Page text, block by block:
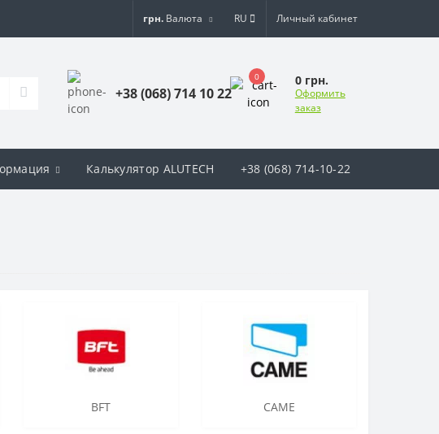
грн. Валюта RU Личный кабинет
+38 (068) 714 10 22
0 0 грн.
Оформить
заказ
Калькулятор ALUTECH +38 (068) 714-10-22
BFT CAME